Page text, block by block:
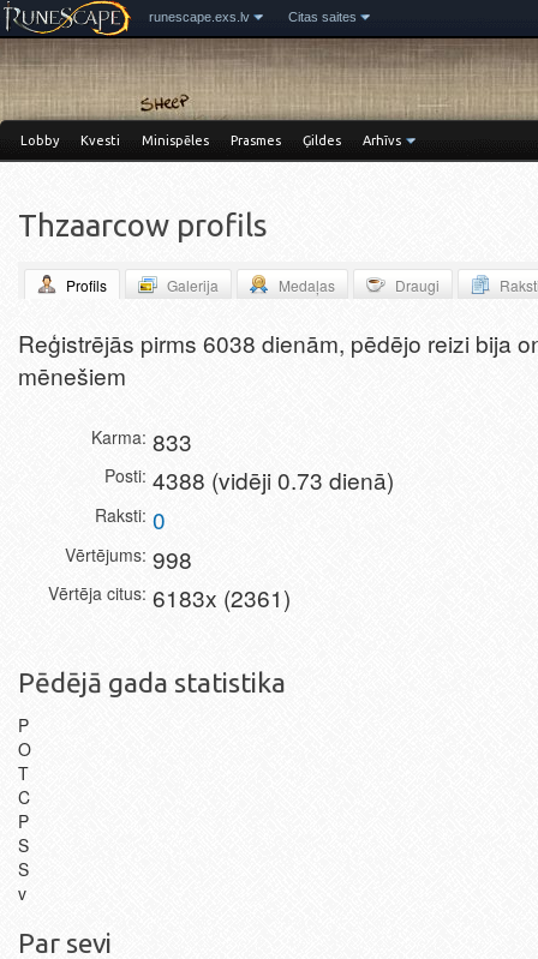
runescape.exs.lv Citas saites
Lobby Kvesti Minispēles Prasmes Ģildes Arhīvs
Thzaarcow profils
Profils Galerija Medaļas Draugi
Reģistrējās pirms 6038 dienām, pēdējo reizi bija
mēnešiem
Karma 833
Posti 4388 (vidēji 0.73 dienā)
Raksti 0
Vērtējums 998
Vērtēja citus 6183x (2361)
Pēdējā gada statistika
P
O
T
C
P
S
S
v
Par sevi